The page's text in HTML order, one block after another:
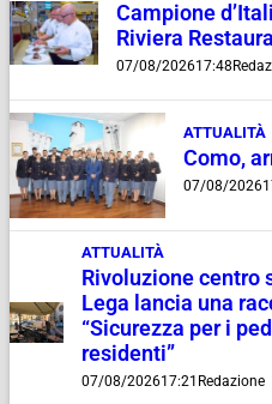
Campione
Riviera
07/08/202617:48
ATTUALITÀ
Como,
07/08/2026
ATTUALITÀ
Rivoluzione centro
Lega lancia una
“Sicurezza per i
residenti”
07/08/202617:21 Redazione